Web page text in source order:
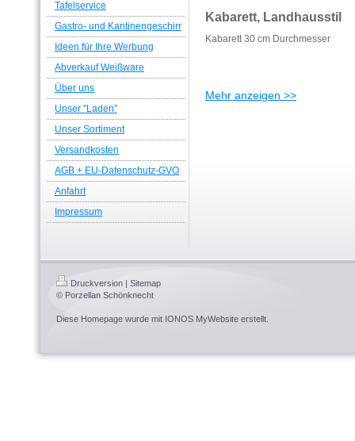
Tafelservice
Gastro- und Kantinengeschirr
Ideen für Ihre Werbung
Abverkauf Weißware
Über uns
Unser "Laden"
Unser Sortiment
Versandkosten
AGB + EU-Datenschutz-GVO
Anfahrt
Impressum
Kabarett, Landhausstil
Kabarett 30 cm Durchmesser
Mehr anzeigen >>
Druckversion | Sitemap
© Porzellan Schönknecht
Diese Homepage wurde mit IONOS MyWebsite erstellt.